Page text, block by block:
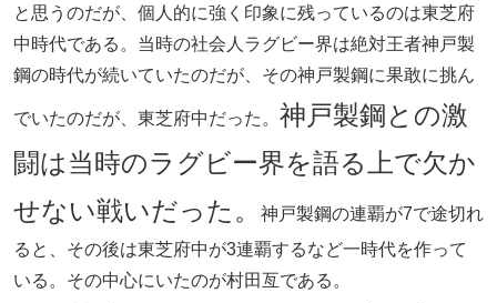
と思うのだが、個人的に強く印象に残っているのは東芝府
中時代である。当時の社会人ラグビー界は絶対王者神戸製
鋼の時代が続いていたのだが、その神戸製鋼に果敢に挑ん
でいたのだが、東芝府中だった。 神戸製鋼との激
闘は当時のラグビー界を語る上で欠か
せない戦いだった。
神戸製鋼の連覇が7で途切れ
ると、その後は東芝府中が3連覇するなど一時代を作って
いる。その中心にいたのが村田亙である。